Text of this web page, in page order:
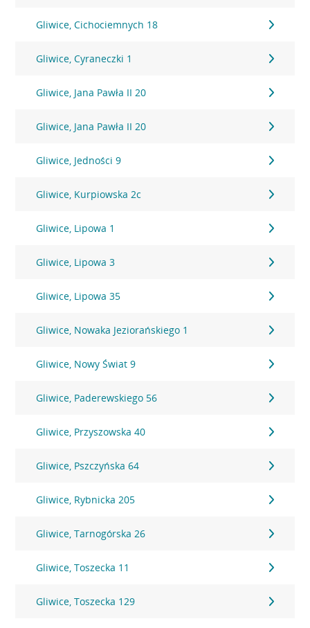
Gliwice, Cichociemnych 18
Gliwice, Cyraneczki 1
Gliwice, Jana Pawła II 20
Gliwice, Jana Pawła II 20
Gliwice, Jedności 9
Gliwice, Kurpiowska 2c
Gliwice, Lipowa 1
Gliwice, Lipowa 3
Gliwice, Lipowa 35
Gliwice, Nowaka Jeziorańskiego 1
Gliwice, Nowy Świat 9
Gliwice, Paderewskiego 56
Gliwice, Przyszowska 40
Gliwice, Pszczyńska 64
Gliwice, Rybnicka 205
Gliwice, Tarnogórska 26
Gliwice, Toszecka 11
Gliwice, Toszecka 129